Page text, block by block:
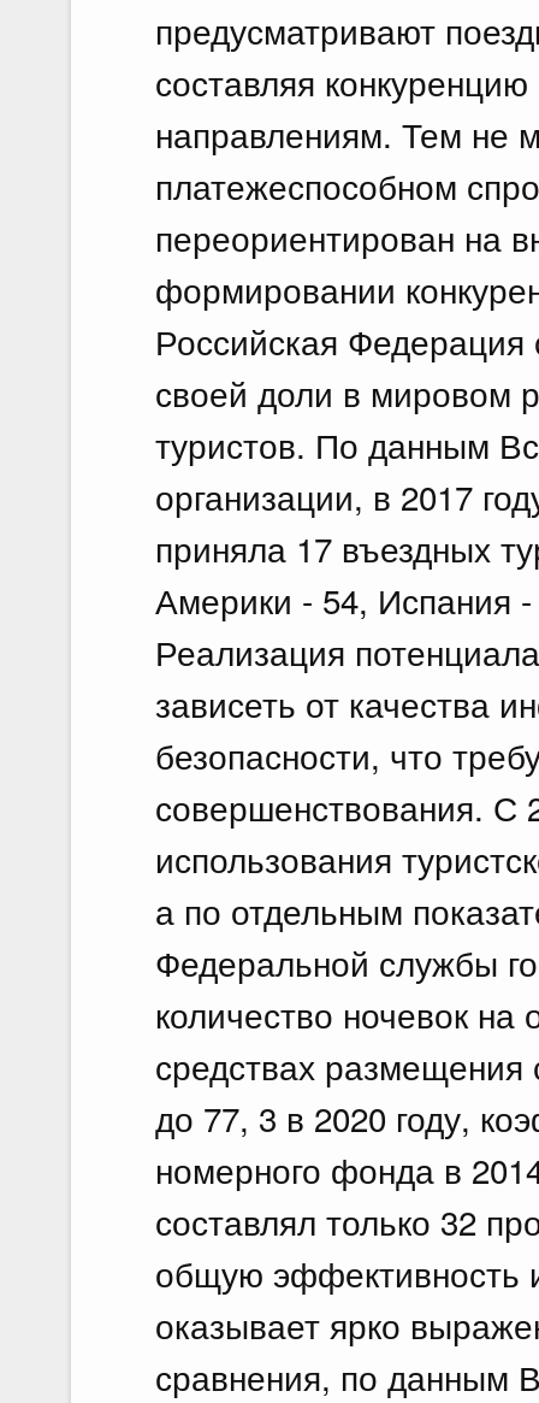
предусматривают
составляя
направлениям. Тем не
платежеспособном
переориентирован на
формировании
Российская Федерация
своей доли в мировом
туристов. По данным
организации, в 2017
приняла 17 въездных
Америки - 54, Испания
Реализация
зависеть от качества
безопасности, что
совершенствования. С
использования
а по отдельным
Федеральной службы
количество ночевок на
средствах размещения
до 77, 3 в 2020 году,
номерного фонда в
составлял только 32
общую эффективность
оказывает ярко
сравнения, по данным